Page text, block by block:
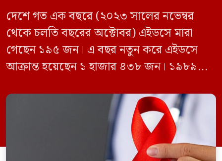
দেশে গত এক বছরে (২০২৩ সালের নভেম্বর
থেকে চলতি বছরের অক্টোবর) এইডসে মারা
গেছেন ১৯৫ জন। এ বছর নতুন করে এইডসে
আক্রান্ত হয়েছেন ১ হাজার ৪৩৮ জন। ১৯৮৯
ভাইরাস) পজিটিভ শনাক্তের পর এবার এইডসে
আক্রান্তের সংখ্যা সর্বোচ্চ। স্বাস্থ্য অধিদপ্তরের
জাতীয় যক্ষ্মা, কুষ্ঠ ও এইডস নিয়ন্ত্রণ কর্মসূচির
(টিবি-এল অ্যান্ড এএসপি) সূত্রে […]